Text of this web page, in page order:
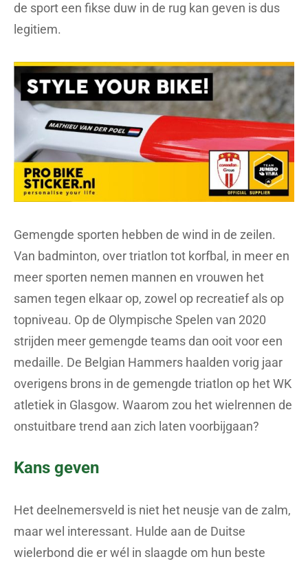
de sport een fikse duw in de rug kan geven is dus
legitiem.
Gemengde sporten hebben de wind in de zeilen.
Van badminton, over triatlon tot korfbal, in meer en
meer sporten nemen mannen en vrouwen het
samen tegen elkaar op, zowel op recreatief als op
topniveau. Op de Olympische Spelen van 2020
strijden meer gemengde teams dan ooit voor een
medaille. De Belgian Hammers haalden vorig jaar
overigens brons in de gemengde triatlon op het WK
atletiek in Glasgow. Waarom zou het wielrennen de
onstuitbare trend aan zich laten voorbijgaan?
Kans geven
Het deelnemersveld is niet het neusje van de zalm,
maar wel interessant. Hulde aan de Duitse
wielerbond die er wél in slaagde om hun beste